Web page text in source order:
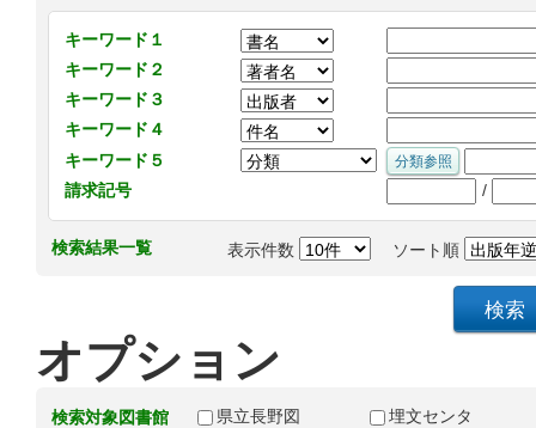
キーワード１
キーワード２
キーワード３
キーワード４
キーワード５
請求記号
/
検索結果一覧 表示件数 ソート順
オプション
検索対象図書館 県立長野図
埋文センタ